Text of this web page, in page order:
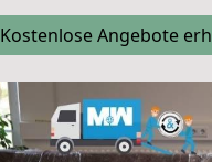
Kostenlose Angebote